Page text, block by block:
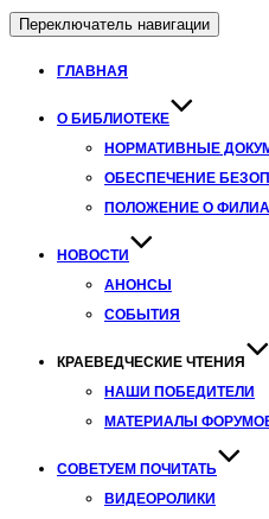
Переключатель навигации
ГЛАВНАЯ
О БИБЛИОТЕКЕ
НОРМАТИВНЫЕ
ОБЕСПЕЧЕНИЕ
ПОЛОЖЕНИЕ О
НОВОСТИ
АНОНСЫ
СОБЫТИЯ
КРАЕВЕДЧЕСКИЕ ЧТЕНИЯ
НАШИ ПОБЕДИТЕЛИ
МАТЕРИАЛЫ
СОВЕТУЕМ ПОЧИТАТЬ
ВИДЕОРОЛИКИ